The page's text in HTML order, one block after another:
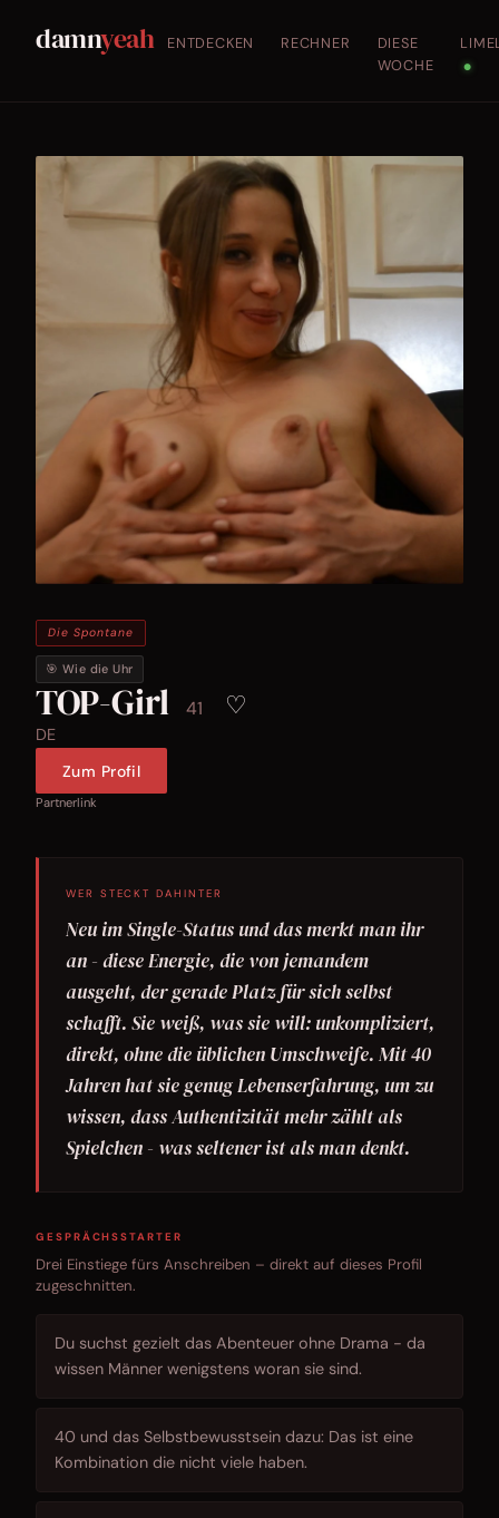
damnyeah ENTDECKEN RECHNER
DIESE
WOCHE
●
Die Spontane
🎯 Wie die Uhr
TOP-Girl 41 ♡
DE
Zum Profil
Partnerlink
WER STECKT DAHINTER
Neu im Single-Status und das merkt man ihr
an - diese Energie, die von jemandem
ausgeht, der gerade Platz für sich selbst
schafft. Sie weiß, was sie will: unkompliziert,
direkt, ohne die üblichen Umschweife. Mit 40
Jahren hat sie genug Lebenserfahrung, um zu
wissen, dass Authentizität mehr zählt als
Spielchen - was seltener ist als man denkt.
GESPRÄCHSSTARTER
Drei Einstiege fürs Anschreiben – direkt auf dieses Profil
zugeschnitten.
Du suchst gezielt das Abenteuer ohne Drama - da
wissen Männer wenigstens woran sie sind.
40 und das Selbstbewusstsein dazu: Das ist eine
Kombination die nicht viele haben.